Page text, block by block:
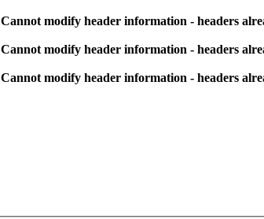
Cannot modify header information - headers
Cannot modify header information - headers
Cannot modify header information - headers